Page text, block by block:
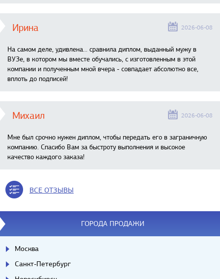
Ирина 2026-06-08
На самом деле, удивлена… сравнила диплом, выданный мужу в
ВУЗе, в котором мы вместе обучались, с изготовленным в этой
компании и полученным мной вчера - совпадает абсолютно все,
вплоть до подписей!
Михаил 2026-06-08
Мне был срочно нужен диплом, чтобы передать его в заграничную
компанию. Спасибо Вам за быстроту выполнения и высокое
качество каждого заказа!
ВСЕ ОТЗЫВЫ
ГОРОДА ПРОДАЖИ
Москва
Санкт-Петербург